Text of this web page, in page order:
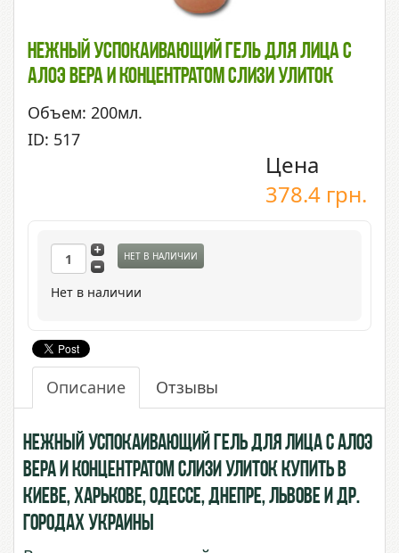
Нежный Успокаивающий Гель Для Лица С
Алоэ Вера И Концентратом Слизи Улиток
Объем: 200мл.
ID: 517
Цена
378.4 грн.
НЕТ В НАЛИЧИИ
Нет в наличии
Описание Отзывы
Нежный успокаивающий гель для лица с Алоэ
Вера и концентратом Слизи Улиток купить в
Киеве, Харькове, Одессе, Днепре, Львове и др.
городах Украины